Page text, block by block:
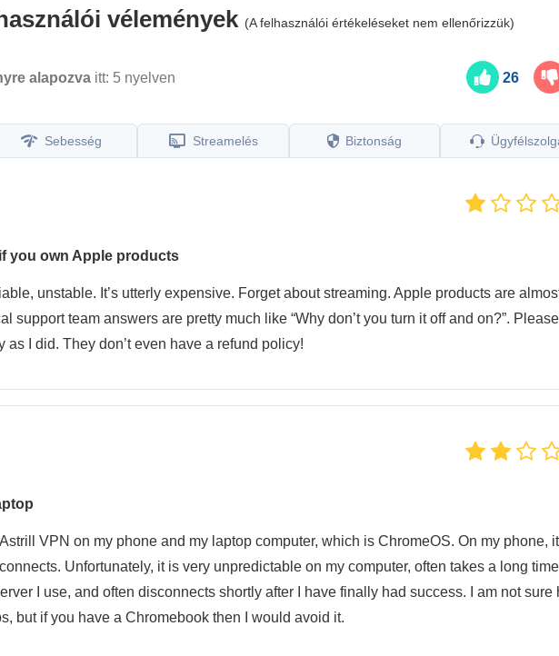
vélemények (A felhasználói értékeléseket nem ellenőrizzük)
alapozva itt: 5 nyelven 26
Sebesség Streamelés Biztonság
you own Apple products
unstable. It’s utterly expensive. Forget about streaming. Apple products are
support team answers are pretty much like “Why don’t you turn it off and on?”. Please
as I did. They don’t even have a refund policy!
VPN on my phone and my laptop computer, which is ChromeOS. On my phone, it
Unfortunately, it is very unpredictable on my computer, often takes a long
I use, and often disconnects shortly after I have finally had success. I am not sure
but if you have a Chromebook then I would avoid it.